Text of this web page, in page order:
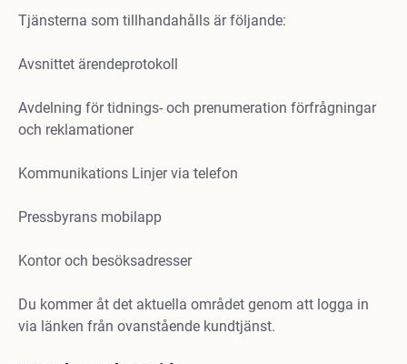
Tjänsterna som tillhandahålls är följande:
Avsnittet ärendeprotokoll
Avdelning för tidnings- och prenumeration förfrågningar
och reklamationer
Kommunikations Linjer via telefon
Pressbyrans mobilapp
Kontor och besöksadresser
Du kommer åt det aktuella området genom att logga in
via länken från ovanstående kundtjänst.